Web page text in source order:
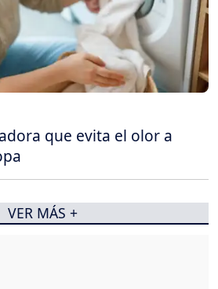
que evita el olor a
VER MÁS +